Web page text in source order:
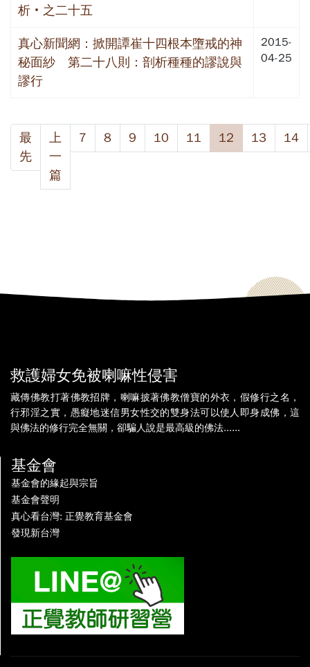
析‧之二十五
真心新聞網：掀開譚崔十四根本墮戒的神
秘面紗 第二十八則：剖析種種的謬說與
謬行
2015-
04-25
最
先
上
一
篇
7 8 9 10 11 12 13 14
救護婦女免被喇嘛性侵害
藏傳佛教打著佛教招牌，喇嘛披著佛教僧寶的外衣，假修行之名，
行邪淫之實，愚癡地迷信男女性交的雙身法可以使人即身成佛，這
與佛法的修行完全無關，卻騙人說是最高級的佛法......
基金會
基金會的緣起與宗旨
基金會聲明
真心看台灣: 正覺教育基金會
發現新台灣